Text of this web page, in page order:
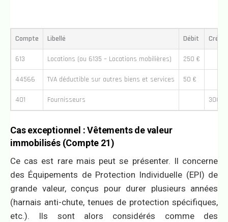
Compte Libellé Débit Crédit
613 Locations (ou 6135 – Locations mobilières) 250 €
44566 TVA déductible sur autres biens et services 50 €
401 Fournisseurs 300 €
Cas exceptionnel : Vêtements de valeur
immobilisés (Compte 21)
Ce cas est rare mais peut se présenter. Il concerne
des Équipements de Protection Individuelle (EPI) de
grande valeur, conçus pour durer plusieurs années
(harnais anti-chute, tenues de protection spécifiques,
etc.). Ils sont alors considérés comme des